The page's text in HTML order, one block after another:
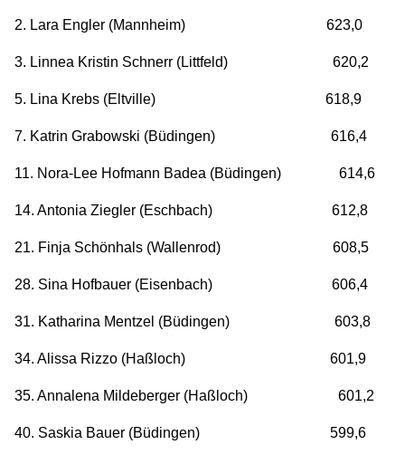
2. Lara Engler (Mannheim) 623,0
3. Linnea Kristin Schnerr (Littfeld) 620,2
5. Lina Krebs (Eltville) 618,9
7. Katrin Grabowski (Büdingen) 616,4
11. Nora-Lee Hofmann Badea (Büdingen) 614,6
14. Antonia Ziegler (Eschbach) 612,8
21. Finja Schönhals (Wallenrod) 608,5
28. Sina Hofbauer (Eisenbach) 606,4
31. Katharina Mentzel (Büdingen) 603,8
34. Alissa Rizzo (Haßloch) 601,9
35. Annalena Mildeberger (Haßloch) 601,2
40. Saskia Bauer (Büdingen) 599,6